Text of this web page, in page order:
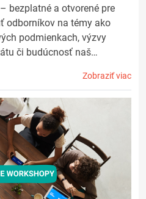
bezplatné a otvorené pre
odborníkov na témy ako
podmienkach, výzvy
či budúcnosť naš…
Zobraziť viac